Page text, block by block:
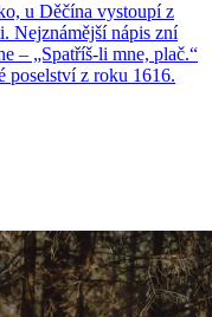
u Děčína vystoupí z
Nejznámější nápis zní
– „Spatříš-li mne, plač.“
poselství z roku 1616.